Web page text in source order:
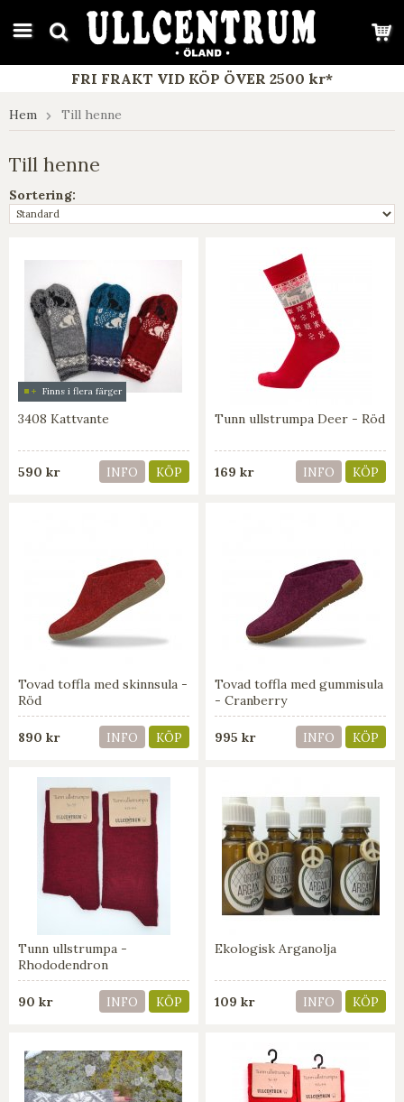
google-site-verification: google7e4b1026db5d9f32.html
FRI FRAKT VID KÖP ÖVER 2500 kr*
Hem Till henne
Till henne
Sortering:
Finns i flera färger
3408 Kattvante
590 kr INFO KÖP
Tunn ullstrumpa Deer - Röd
169 kr INFO KÖP
Tovad toffla med skinnsula -
Röd
890 kr INFO KÖP
Tovad toffla med gummisula
- Cranberry
995 kr INFO KÖP
Tunn ullstrumpa -
Rhododendron
90 kr INFO KÖP
Ekologisk Arganolja
109 kr INFO KÖP